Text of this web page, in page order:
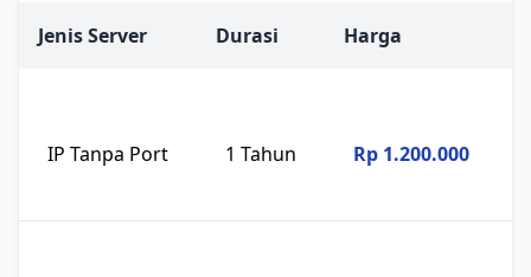
Jenis Server Durasi Harga
IP Tanpa Port 1 Tahun Rp 1.200.000